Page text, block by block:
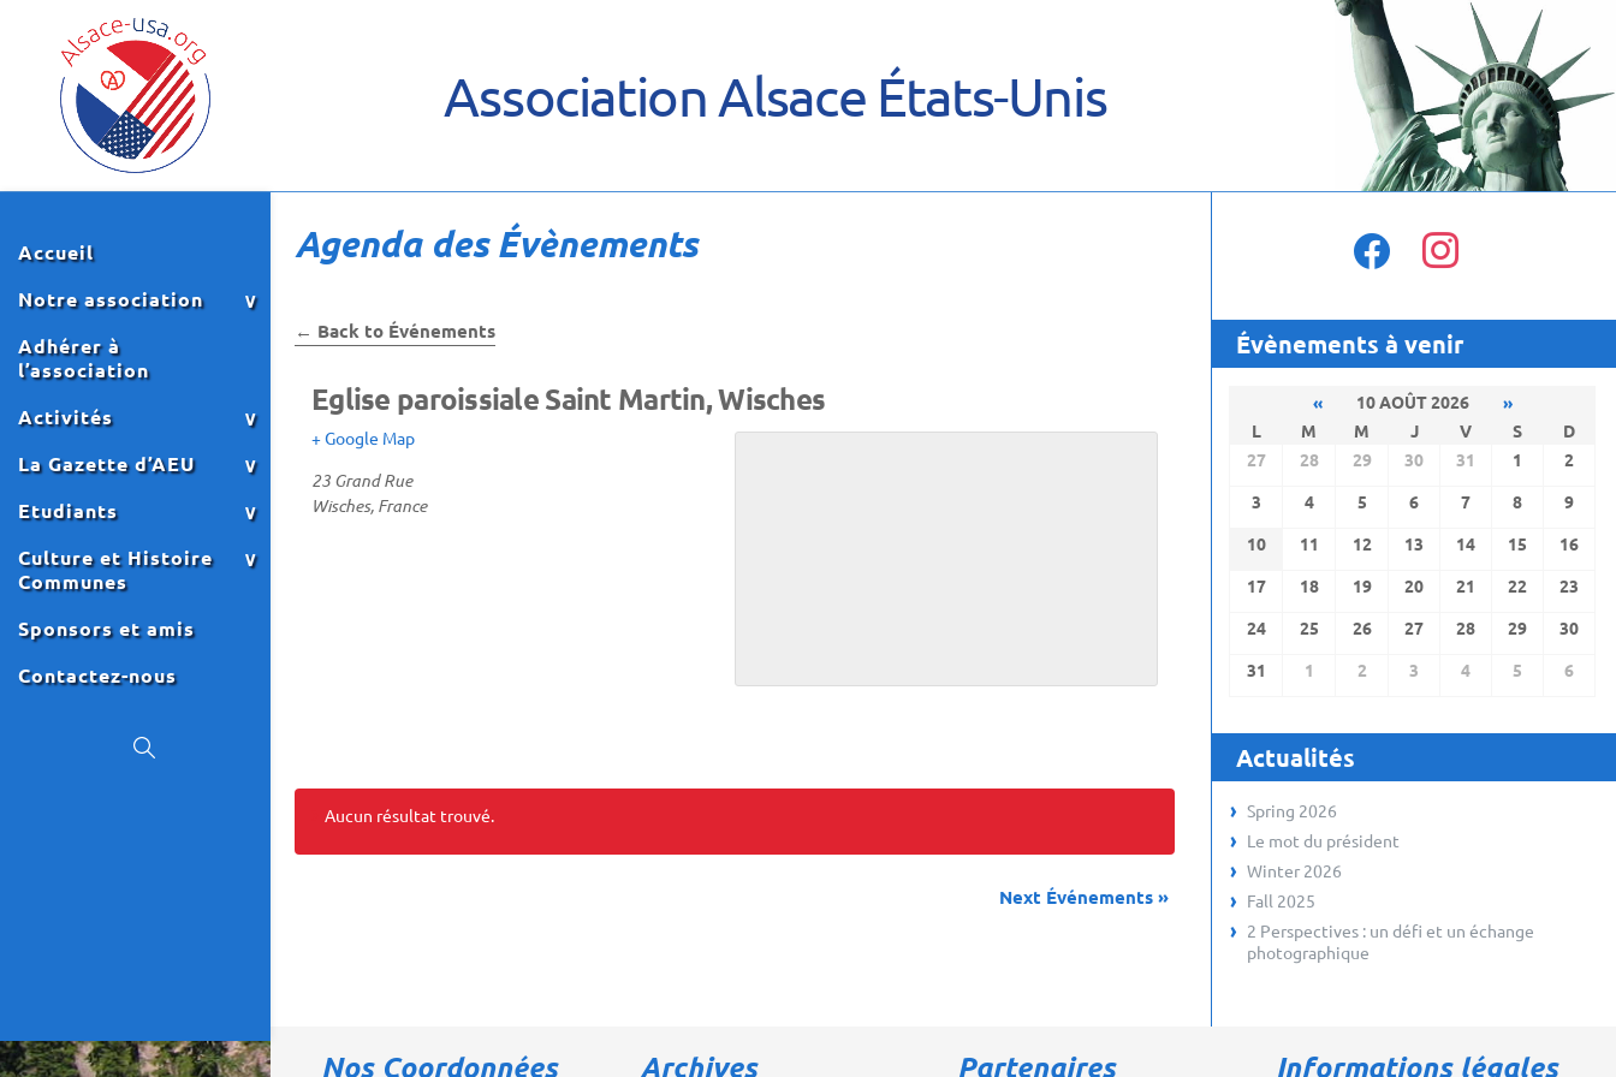
Association Alsace États-Unis
Accueil
Notre association
Adhérer à
l’association
Activités
La Gazette d’AEU
Etudiants
Culture et Histoire
Communes
Sponsors et amis
Contactez-nous
Agenda des Évènements
← Back to Événements
Eglise paroissiale Saint Martin, Wisches
+ Google Map
23 Grand Rue
Wisches, France
Aucun résultat trouvé.
Next Événements»
facebook instagram
Évènements à venir
« 10 AOÛT 2026
»
L
M M J V S
D
27
28 29 30 31 1
2
3
4 5 6 7 8
9
10
11 12 13 14 15
16
17
18 19 20 21 22
23
24
25 26 27 28 29
30
31
1 2 3 4 5 6
Actualités
Spring 2026
Le mot du président
Winter 2026
Fall 2025
2 Perspectives : un défi et un échange
photographique
Nos Coordonnées Archives Partenaires Informations légales